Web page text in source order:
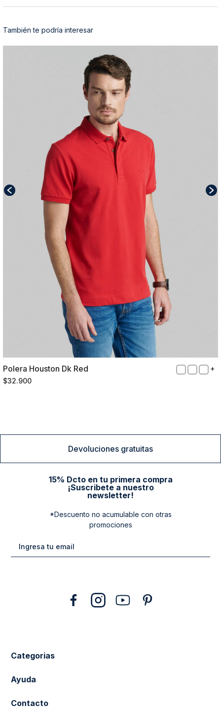
También te podría interesar
XXL
Polera Houston Dk Red
$32.900
Devoluciones gratuitas
15% Dcto en tu primera compra
¡Suscribete a nuestro
newsletter!
*Descuento no acumulable con otras
promociones
Categorias
New Arrivals
Ayuda
Cuidado de la Ropa
Contacto